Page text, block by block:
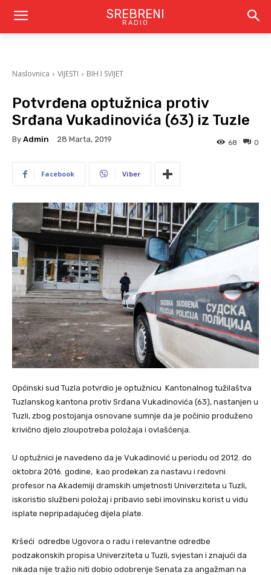
SREBRENI
RADIO
Naslovnica VIJESTI BIH I SVIJET
Potvrđena optužnica protiv
Srđana Vukadinovića (63) iz Tuzle
By Admin 28 Marta, 2019 0
68
Facebook Viber
Općinski sud Tuzla potvrdio je optužnicu Kantonalnog tužilaštva
Tuzlanskog kantona protiv Srđana Vukadinovića (63), nastanjen u
Tuzli, zbog postojanja osnovane sumnje da je počinio produženo
krivično djelo zloupotreba položaja i ovlašćenja.
U optužnici je navedeno da je Vukadinović u periodu od 2012. do
oktobra 2016. godine, kao prodekan za nastavu i redovni
profesor na Akademiji dramskih umjetnosti Univerziteta u Tuzli,
iskoristio službeni položaj i pribavio sebi imovinsku korist u vidu
isplate nepripadajućeg dijela plate.
Kršeći odredbe Ugovora o radu i relevantne odredbe
podzakonskih propisa Univerziteta u Tuzli, svjestan i znajući da
nikada nije tražio niti dobio odobrenje Senata za angažman na